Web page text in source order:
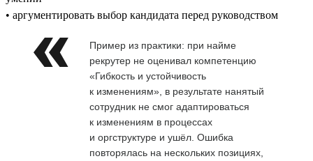
• аргументировать выбор кандидата перед руководством
Пример из практики: при найме
рекрутер не оценивал компетенцию
«Гибкость и устойчивость
к изменениям», в результате нанятый
сотрудник не смог адаптироваться
к изменениям в процессах
и оргструктуре и ушёл. Ошибка
повторялась на нескольких позициях,